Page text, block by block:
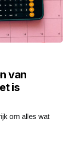
van
is
om alles wat